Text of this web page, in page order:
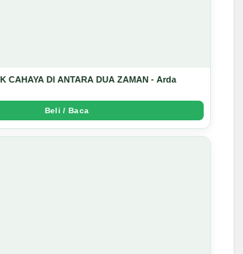
CAHAYA DI ANTARA DUA ZAMAN - Arda
Beli / Baca